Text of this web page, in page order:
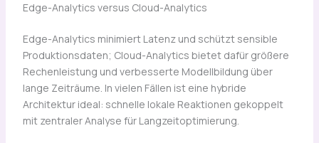
Edge-Analytics versus Cloud-Analytics
Edge-Analytics minimiert Latenz und schützt sensible
Produktionsdaten; Cloud-Analytics bietet dafür größere
Rechenleistung und verbesserte Modellbildung über
lange Zeiträume. In vielen Fällen ist eine hybride
Architektur ideal: schnelle lokale Reaktionen gekoppelt
mit zentraler Analyse für Langzeitoptimierung.